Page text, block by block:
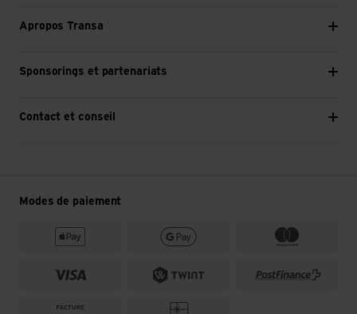
Apropos Transa
Sponsorings et partenariats
Contact et conseil
Modes de paiement